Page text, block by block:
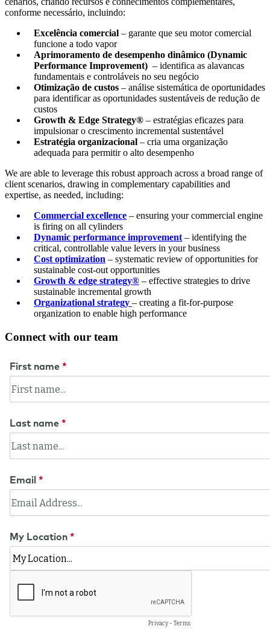
conforme necessário, incluindo:
Excelência comercial – garante que seu motor comercial
funcione a todo vapor
Aprimoramento de desempenho dinâmico (Dynamic
Performance Improvement) – identifica as alavancas
fundamentais e controláveis no seu negócio
Otimização de custos – análise sistemática de oportunidades
para identificar as oportunidades sustentáveis de redução de
custos
Growth & Edge Strategy® – estratégias eficazes para
impulsionar o crescimento incremental sustentável
Estratégia organizacional – cria uma organização
adequada para permitir o alto desempenho
We are able to leverage this robust approach across a broad range of
client scenarios, drawing in complementary capabilities and
expertise, as needed, including:
Commercial excellence – ensuring your commercial engine
is firing on all cylinders
Dynamic performance improvement– identifying the
critical, controllable value levers in your business
Cost optimization – systematic review of opportunities for
sustainable cost-out opportunities
Growth & edge strategy® – effective strategies to drive
sustainable incremental growth
Organizational strategy – creating a fit-for-purpose
organization to enable high performance
Connect with our team